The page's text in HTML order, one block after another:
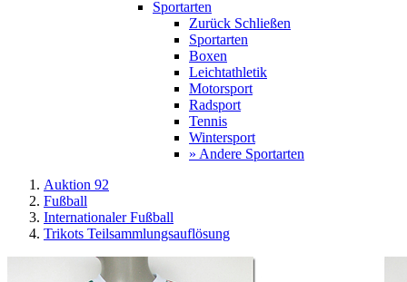
Sportarten
Zurück Schließen
Sportarten
Boxen
Leichtathletik
Motorsport
Radsport
Tennis
Wintersport
» Andere Sportarten
Auktion 92
Fußball
Internationaler Fußball
Trikots Teilsammlungsauflösung